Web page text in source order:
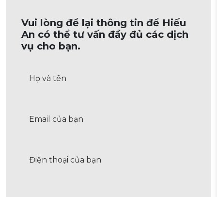
Vui lòng để lại thông tin để Hiếu
An có thể tư vấn đầy đủ các dịch
vụ cho bạn.